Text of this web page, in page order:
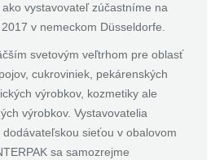
vystavovateľ zúčastníme na
v nemeckom Düsseldorfe.
svetovým veľtrhom pre oblasť
cukroviniek, pekárenských
výrobkov, kozmetiky ale
výrobkov. Vystavovatelia
sieťou v obalovom
sa samozrejme